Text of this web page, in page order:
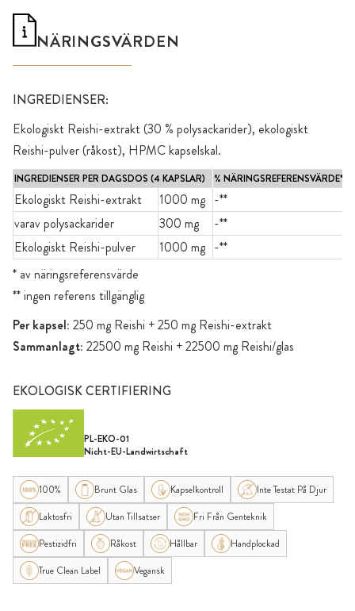
NÄRINGSVÄRDEN
INGREDIENSER:
Ekologiskt Reishi-extrakt (30 % polysackarider), ekologiskt
Reishi-pulver (råkost), HPMC kapselskal.
INGREDIENSER PER DAGSDOS (4 KAPSLAR) % NÄRINGSREFERENSVÄRDE*
Ekologiskt Reishi-extrakt 1000 mg -**
varav polysackarider
300 mg
-**
Ekologiskt Reishi-pulver
1000 mg -**
* av näringsreferensvärde
** ingen referens tillgänglig
Per kapsel: 250 mg Reishi + 250 mg Reishi-extrakt
Sammanlagt: 22500 mg Reishi + 22500 mg Reishi/glas
EKOLOGISK CERTIFIERING
PL-EKO-01
Nicht-EU-Landwirtschaft
100% Brunt Glas Kapselkontroll
Inte Testat På Djur
Laktosfri
Utan Tillsatser
Fri Från Genteknik
Pestizidfri
Råkost Hållbar
Handplockad
True Clean Label
Vegansk